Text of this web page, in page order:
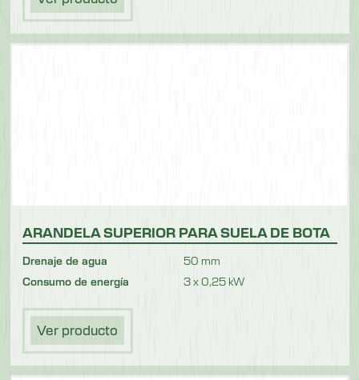
ARANDELA SUPERIOR PARA SUELA DE BOTA
Drenaje de agua
50 mm
Consumo de energía
3 x 0,25 kW
Ver producto